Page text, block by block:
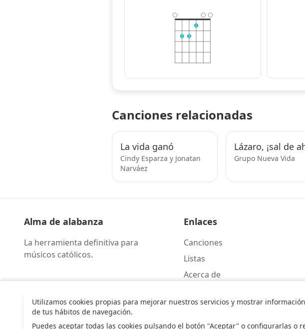
2 3
1
Canciones relacionadas
La vida ganó
Cindy Esparza y Jonatan
Narváez
Lázaro, ¡sal de
Grupo Nueva Vida
Alma de alabanza
La herramienta definitiva para
músicos católicos.
Enlaces
Canciones
Listas
Acerca de
Utilizamos cookies propias para mejorar nuestros servicios y mostrar
de tus hábitos de navegación.
Puedes aceptar todas las cookies pulsando el botón "Aceptar" o configurarlas o